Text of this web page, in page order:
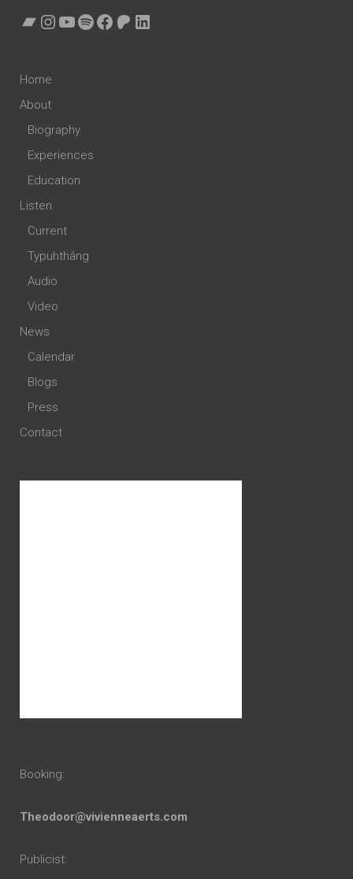
Bandcamp
Instagram
YouTube
Spotify
Facebook
Patreon
LinkedIn
Home
About
Biography
Experiences
Education
Listen
Current
Typuhthâng
Audio
Video
News
Calendar
Blogs
Press
Contact
Booking:
Theodoor@vivienneaerts.com
Publicist: